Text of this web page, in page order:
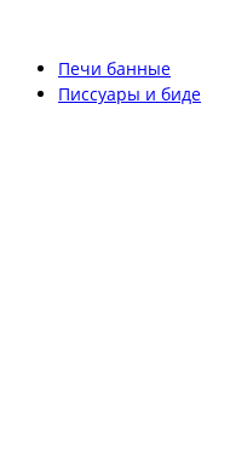
Печи банные
Писсуары и биде